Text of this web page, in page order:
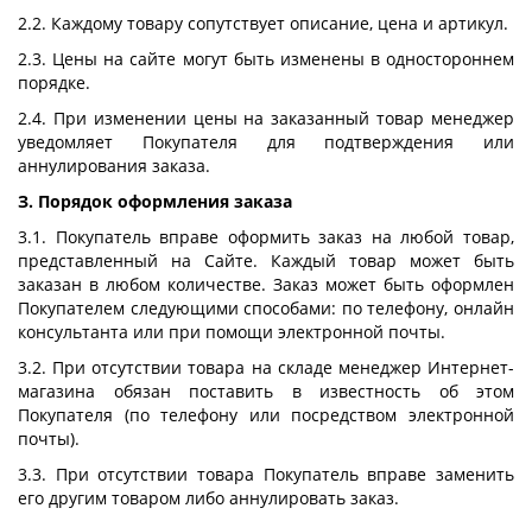
2.2. Каждому товару сопутствует описание, цена и артикул.
2.3. Цены на сайте могут быть изменены в одностороннем
порядке.
2.4. При изменении цены на заказанный товар менеджер
уведомляет Покупателя для подтверждения или
аннулирования заказа.
З. Порядок оформления заказа
3.1. Покупатель вправе оформить заказ на любой товар,
представленный на Сайте. Каждый товар может быть
заказан в любом количестве. Заказ может быть оформлен
Покупателем следующими способами: по телефону, онлайн
консультанта или при помощи электронной почты.
3.2. При отсутствии товара на складе менеджер Интернет-
магазина обязан поставить в известность об этом
Покупателя (по телефону или посредством электронной
почты).
3.3. При отсутствии товара Покупатель вправе заменить
его другим товаром либо аннулировать заказ.